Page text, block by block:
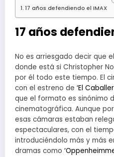
17 años defendiendo el IMAX
17 años
No es arriesgado decir que
donde está si Christopher
por él todo este tiempo. El
con el estreno de ‘El
que el formato es sinónimo
cinematográfica. Aunque
esas cámaras estaban
espectaculares, con el
introduciéndolo más y más
dramas como